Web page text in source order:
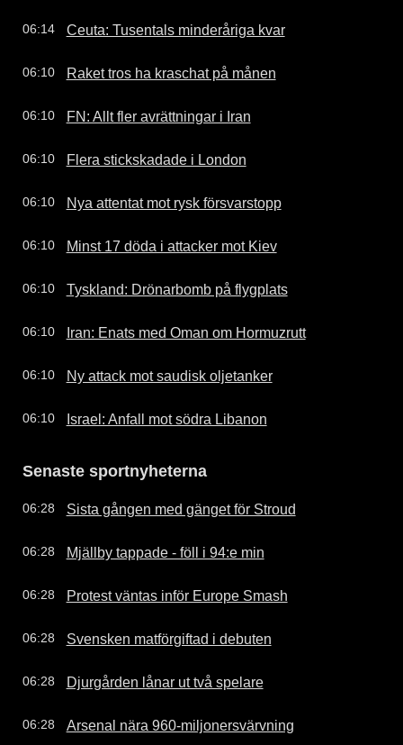
06:14 Ceuta: Tusentals minderåriga kvar
06:10 Raket tros ha kraschat på månen
06:10 FN: Allt fler avrättningar i Iran
06:10 Flera stickskadade i London
06:10 Nya attentat mot rysk försvarstopp
06:10 Minst 17 döda i attacker mot Kiev
06:10 Tyskland: Drönarbomb på flygplats
06:10 Iran: Enats med Oman om Hormuzrutt
06:10 Ny attack mot saudisk oljetanker
06:10 Israel: Anfall mot södra Libanon
Senaste sportnyheterna
06:28 Sista gången med gänget för Stroud
06:28 Mjällby tappade - föll i 94:e min
06:28 Protest väntas inför Europe Smash
06:28 Svensken matförgiftad i debuten
06:28 Djurgården lånar ut två spelare
06:28 Arsenal nära 960-miljonersvärvning